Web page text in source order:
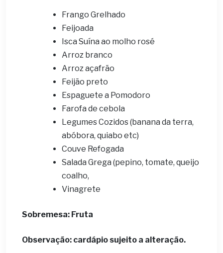
Frango Grelhado
Feijoada
Isca Suína ao molho rosé
Arroz branco
Arroz açafrão
Feijão preto
Espaguete a Pomodoro
Farofa de cebola
Legumes Cozidos (banana da terra,
abóbora, quiabo etc)
Couve Refogada
Salada Grega (pepino, tomate, queijo
coalho,
Vinagrete
Sobremesa: Fruta
Observação: cardápio sujeito a alteração.